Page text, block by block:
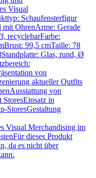
Visual
Schaufensterfigur
OhrenArme: Gerade
recyclebarFarbe:
99,5 cmTaille: 78
Glas, rund, Ø
von
aktueller Outfits
von
StoresEinsatz in
StoresGestaltung
Visual Merchandising im
dieses Produkt
da es nicht über